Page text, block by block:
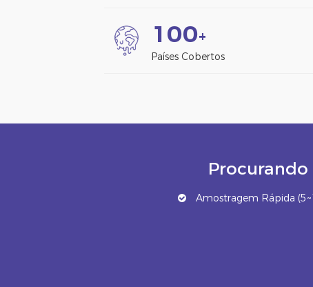
1 00+
Países Cobertos
Amostragem Rápida